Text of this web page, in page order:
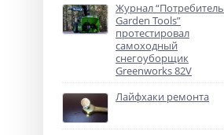
Журнал “Потребитель
Garden Tools”
протестировал
самоходный
снегоуборщик
Greenworks 82V
Лайфхаки ремонта